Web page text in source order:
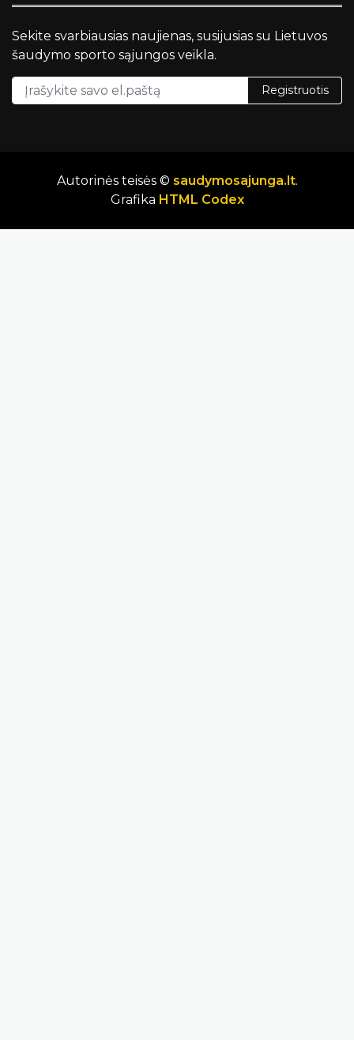
Sekite svarbiausias naujienas, susijusias su Lietuvos
šaudymo sporto sąjungos veikla.
Registruotis
Autorinės teisės © saudymosajunga.lt.
Grafika HTML Codex